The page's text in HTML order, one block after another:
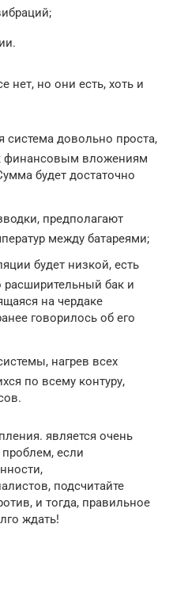
нет, но они есть, хоть и
система довольно проста,
финансовым вложениям
будет достаточно
предполагают
между батареями;
будет низкой, есть
расширительный бак и
на чердаке
говорилось об его
нагрев всех
по всему контуру,
является очень
если
подсчитайте
и тогда, правильное
ждать!